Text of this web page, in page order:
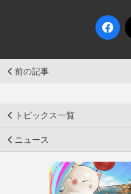
前の記事
トピックス一覧
ニュース